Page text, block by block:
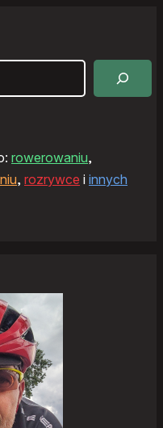
rowerowaniu,
, rozrywce i innych